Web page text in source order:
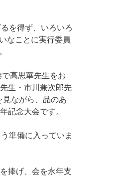
を得ず、いろいろ
なことに実行委員
高思華先生をお
生・市川兼次郎先
ながら、品のあ
記念大会です。
準備に入っていま
捧げ、会を永年支